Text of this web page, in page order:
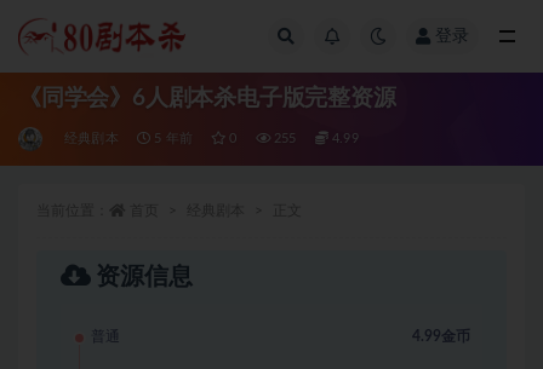
登录
《同学会》6人剧本杀电子版完整资源
经典剧本 5 年前 0 255 4.99
资源信息
普通 4.99金币